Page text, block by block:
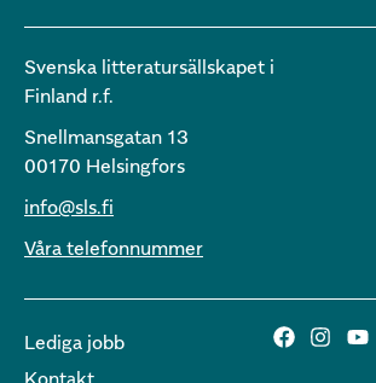
Svenska litteratursällskapet i
Finland r.f.
Snellmansgatan 13
00170 Helsingfors
info@sls.fi
Våra telefonnummer
Lediga jobb